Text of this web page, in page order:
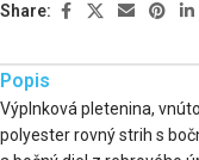
Share:
Popis
Výplnková pletenina,
polyester rovný strih s